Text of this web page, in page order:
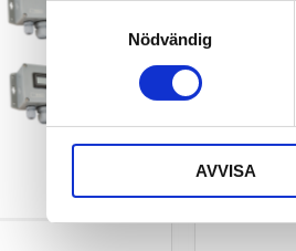
Nödvändig
AVVISA